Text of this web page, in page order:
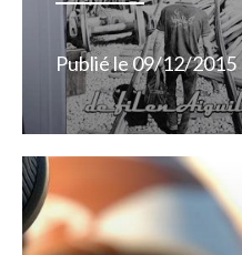
Publié le09/12/2015